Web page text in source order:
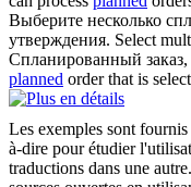
Выберите несколько
утверждения. Select
Спланированный
planned order that is
Les exemples sont
à-dire pour étudier
traductions dans une